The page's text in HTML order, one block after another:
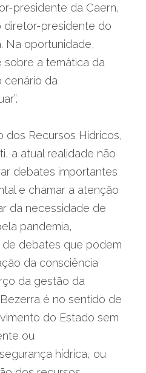
presidente da Caern,
diretor-presidente do
Na oportunidade,
a temática da
cenário da
dos Recursos Hídricos,
a atual realidade não
debates importantes
e chamar a atenção
da necessidade de
pandemia,
debates que podem
da consciência
da gestão da
é no sentido de
do Estado sem
ou
hídrica, ou